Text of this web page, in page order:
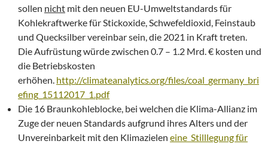
sollen nicht mit den neuen EU-Umweltstandards für
Kohlekraftwerke für Stickoxide, Schwefeldioxid, Feinstaub
und Quecksilber vereinbar sein, die 2021 in Kraft treten.
Die Aufrüstung würde zwischen 0.7 – 1.2 Mrd. € kosten und
die Betriebskosten
erhöhen. http://climateanalytics.org/files/coal_germany_bri
efing_15112017_1.pdf
Die 16 Braunkohleblocke, bei welchen die Klima-Allianz im
Zuge der neuen Standards aufgrund ihres Alters und der
Unvereinbarkeit mit den Klimazielen eine Stilllegung für